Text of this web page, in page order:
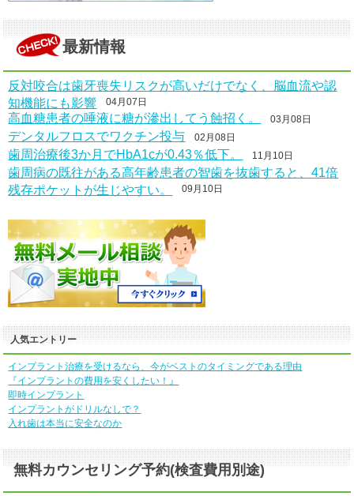
最新情報
反対咬合は歯牙喪失リスクが高いだけでなく、脳血流や認
知機能にも影響 04月07日
高血糖患者の唾液に糖が滲出してう蝕招く。 03月08日
デンタルフロスでワクチン投与 02月08日
歯周治療後3か月でHbA1cが0.43％低下。 11月10日
歯周病の既往がある高年齢患者の智歯を抜歯すると、41倍
残存ポケットが生じやすい。 09月10日
人気エントリー
インプラント治療を受けるなら、今がベストのタイミングである理由
『インプラントの費用を安くしたい！』
即時インプラント
インプラントがドリルなしで？
入れ歯は本当に安全なのか
無料カウンセリング予約(検査費用別途)